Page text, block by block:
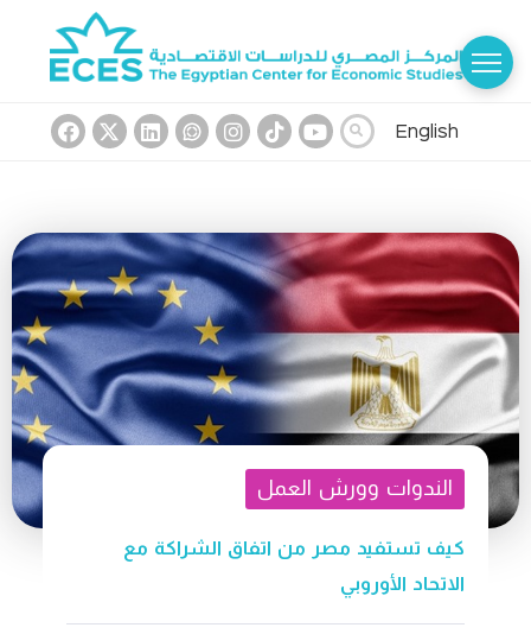
English
الندوات وورش العمل
كيف تستفيد مصر من اتفاق الشراكة مع
الاتحاد الأوروبي